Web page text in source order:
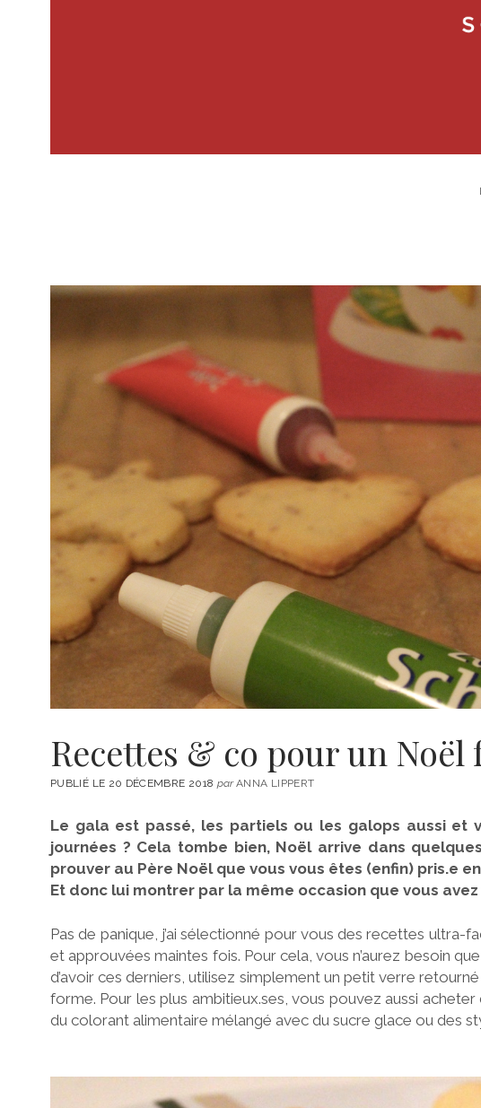
Recettes & co pour un Noël
PUBLIÉ LE 20 DÉCEMBRE 2018 parANNA LIPPERT
Le gala est passé, les partiels ou les galops aussi et
journées ? Cela tombe bien, Noël arrive dans
prouver au Père Noël que vous vous êtes (enfin) pris.e
Et donc lui montrer par la même occasion que vous
Pas de panique, j’ai sélectionné pour vous des recettes ultra-
et approuvées maintes fois. Pour cela, vous n’aurez besoin
d’avoir ces derniers, utilisez simplement un petit verre
forme. Pour les plus ambitieux.ses, vous pouvez aussi
du colorant alimentaire mélangé avec du sucre glace ou des